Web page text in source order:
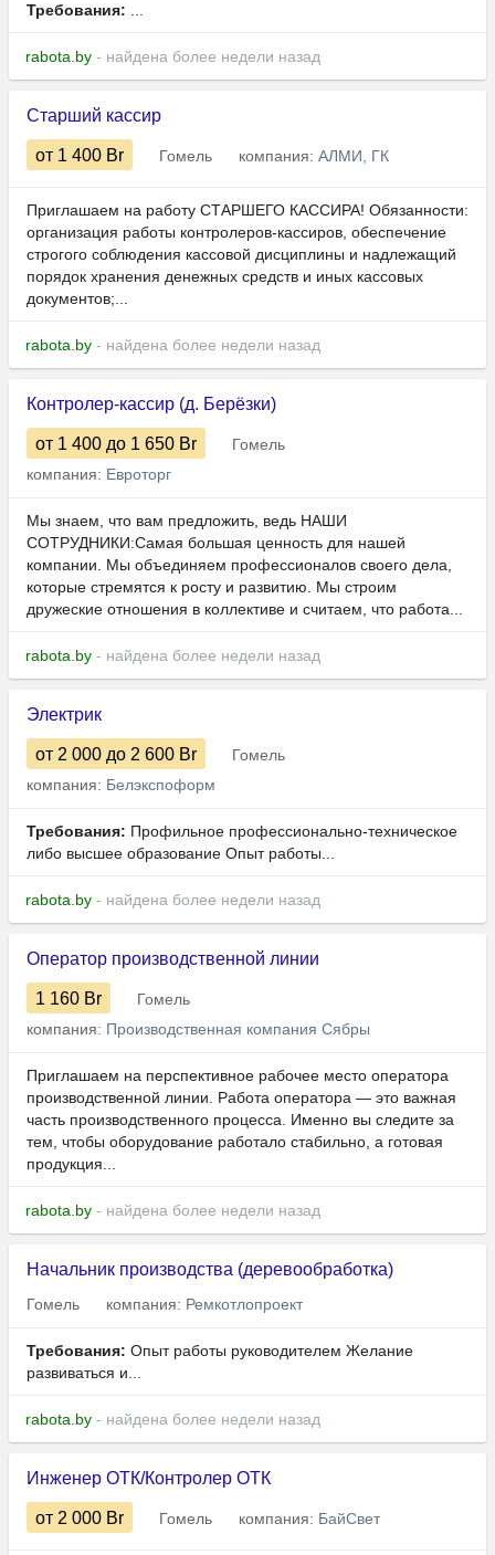
Требования: ...
rabota.by - найдена более недели назад
Старший кассир
от 1 400 Br Гомель компания: АЛМИ, ГК
Приглашаем на работу СТАРШЕГО КАССИРА! Обязанности:
организация работы контролеров-кассиров, обеспечение
строгого соблюдения кассовой дисциплины и надлежащий
порядок хранения денежных средств и иных кассовых
документов;...
rabota.by - найдена более недели назад
Контролер-кассир (д. Берёзки)
от 1 400 до 1 650 Br
Гомель
компания: Евроторг
Мы знаем, что вам предложить, ведь НАШИ
СОТРУДНИКИ:Самая большая ценность для нашей
компании. Мы объединяем профессионалов своего дела,
которые стремятся к росту и развитию. Мы строим
дружеские отношения в коллективе и считаем, что работа...
rabota.by - найдена более недели назад
Электрик
от 2 000 до 2 600 Br
Гомель
компания: Белэкспоформ
Требования: Профильное профессионально-техническое
либо высшее образование Опыт работы...
rabota.by - найдена более недели назад
Оператор производственной линии
1 160 Br
Гомель
компания: Производственная компания Сябры
Приглашаем на перспективное рабочее место оператора
производственной линии. Работа оператора — это важная
часть производственного процесса. Именно вы следите за
тем, чтобы оборудование работало стабильно, а готовая
продукция...
rabota.by - найдена более недели назад
Начальник производства (деревообработка)
Гомель компания: Ремкотлопроект
Требования: Опыт работы руководителем Желание
развиваться и...
rabota.by - найдена более недели назад
Инженер ОТК/Контролер ОТК
от 2 000 Br Гомель компания: БайСвет